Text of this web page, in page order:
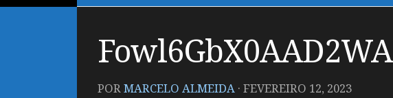
Fowl6GbX0AAD2WA
PORMARCELO ALMEIDA · FEVEREIRO 12, 2023